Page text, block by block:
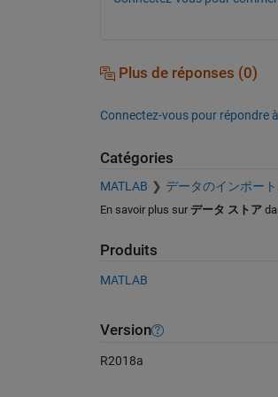
Plus de réponses (0)
Connectez-vous pour répondre
Catégories
MATLAB データのインポー
En savoir plus sur データ ストア
Produits
MATLAB
Version
R2018a